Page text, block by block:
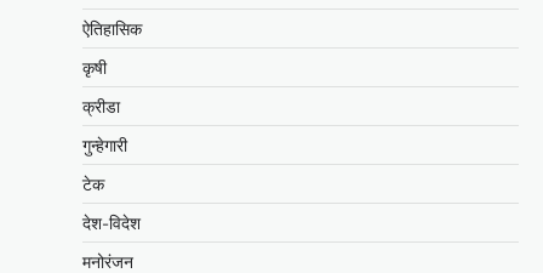
ऐतिहासिक
कृषी
क्रीडा
गुन्हेगारी
टेक
देश-विदेश
मनोरंजन